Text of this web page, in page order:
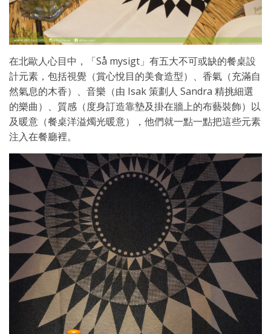
在北歐人心目中，「Så mysigt」有五大不可或缺的餐桌設
計元素，包括視覺（賞心悅目的美食造型）、香氣（充滿自
然氣息的木香）、音樂（由 Isak 策劃人 Sandra 精挑細選
的樂曲）、質感（度身訂造靠墊及掛在牆上的布藝裝飾）以
及暖意（餐桌洋溢燭光暖意），他們就一點一點把這些元素
注入在餐廳裡。